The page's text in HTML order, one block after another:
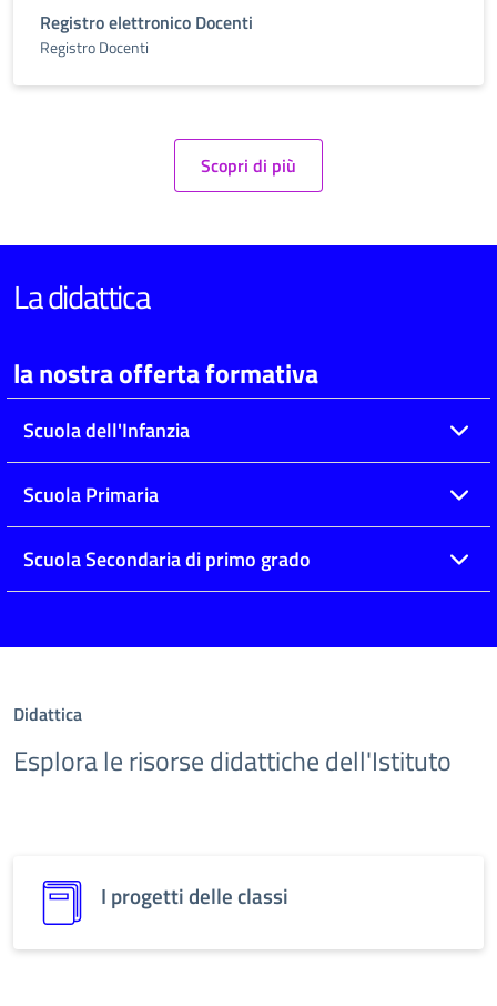
Registro elettronico Docenti
Registro Docenti
Scopri di più
La didattica
la nostra offerta formativa
Scuola dell'Infanzia
Scuola Primaria
Scuola Secondaria di primo grado
Didattica
Esplora le risorse didattiche dell'Istituto
I progetti delle classi